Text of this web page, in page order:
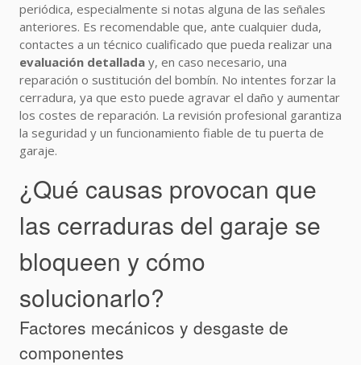
periódica, especialmente si notas alguna de las señales
anteriores. Es recomendable que, ante cualquier duda,
contactes a un técnico cualificado que pueda realizar una
evaluación detallada y, en caso necesario, una
reparación o sustitución del bombín. No intentes forzar la
cerradura, ya que esto puede agravar el daño y aumentar
los costes de reparación. La revisión profesional garantiza
la seguridad y un funcionamiento fiable de tu puerta de
garaje.
¿Qué causas provocan que
las cerraduras del garaje se
bloqueen y cómo
solucionarlo?
Factores mecánicos y desgaste de
componentes